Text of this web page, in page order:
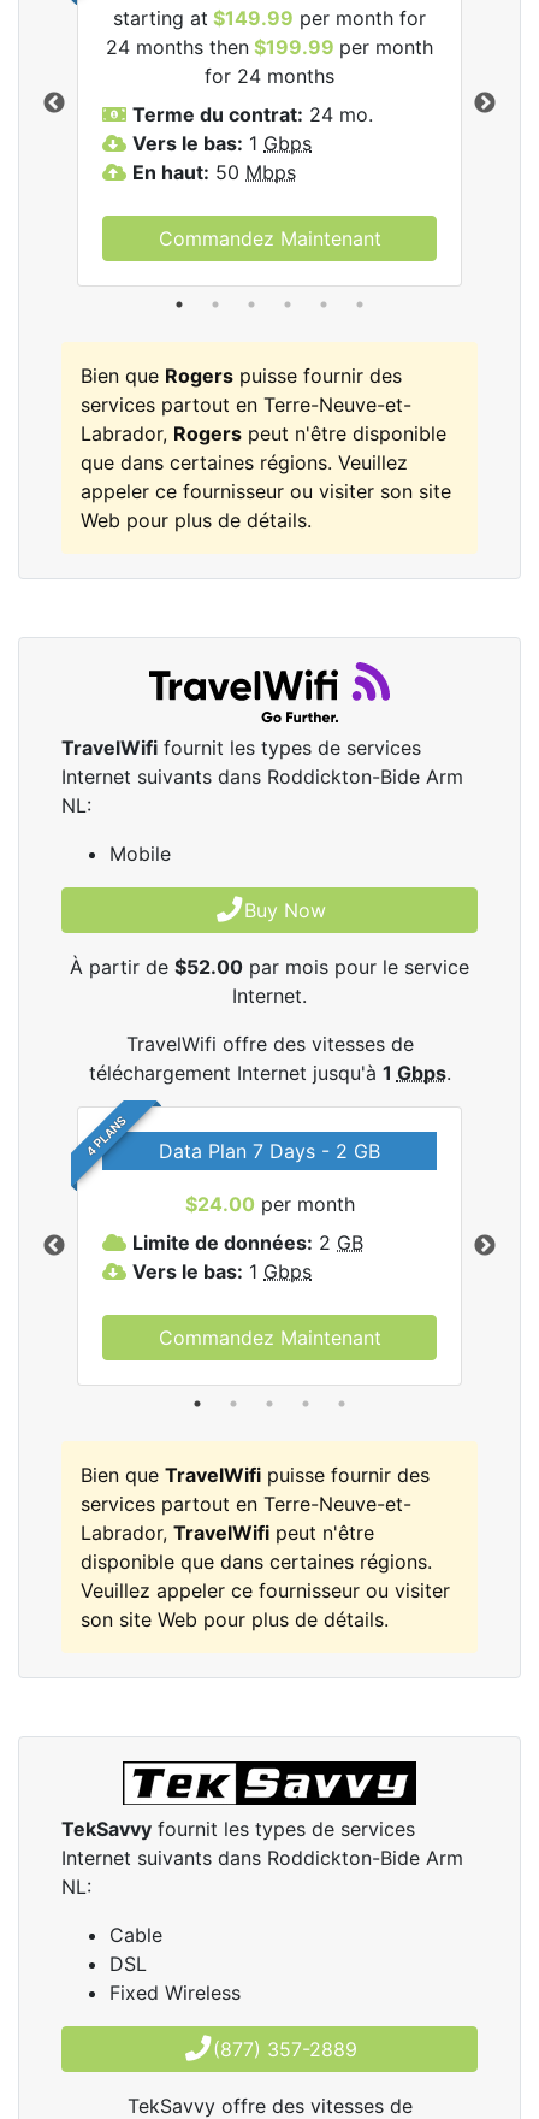
starting at $149.99 per month for
24 months then $199.99 per month
for 24 months
Terme du contrat: 24 mo.
Vers le bas: 1 Gbps
En haut: 50 Mbps
Commandez Maintenant
Bien que Rogers puisse fournir des
services partout en Terre-Neuve-et-
Labrador, Rogers peut n'être disponible
que dans certaines régions. Veuillez
appeler ce fournisseur ou visiter son site
Web pour plus de détails.
TravelWifi fournit les types de services
Internet suivants dans Roddickton-Bide Arm
NL:
Mobile
Buy Now
À partir de $52.00 par mois pour le service
Internet.
TravelWifi offre des vitesses de
téléchargement Internet jusqu'à 1 Gbps.
4 PLANS Data Plan 7 Days - 2 GB
$24.00 per month
Limite de données: 2 GB
Vers le bas: 1 Gbps
Commandez Maintenant
Bien que TravelWifi puisse fournir des
services partout en Terre-Neuve-et-
Labrador, TravelWifi peut n'être
disponible que dans certaines régions.
Veuillez appeler ce fournisseur ou visiter
son site Web pour plus de détails.
TekSavvy fournit les types de services
Internet suivants dans Roddickton-Bide Arm
NL:
Cable
DSL
Fixed Wireless
(877) 357-2889
TekSavvy offre des vitesses de